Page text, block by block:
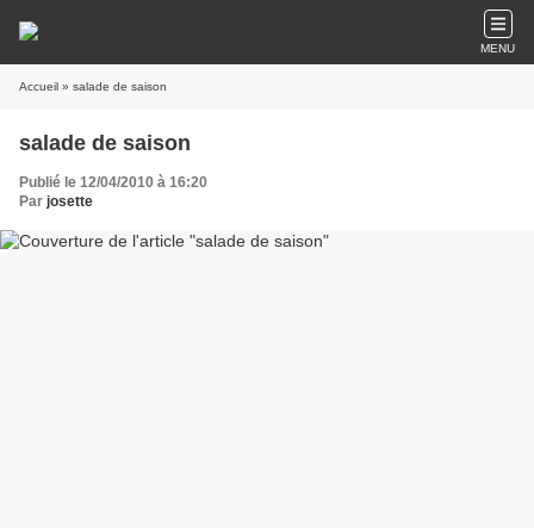
MENU
Accueil » salade de saison
salade de saison
Publié le 12/04/2010 à 16:20
Par josette